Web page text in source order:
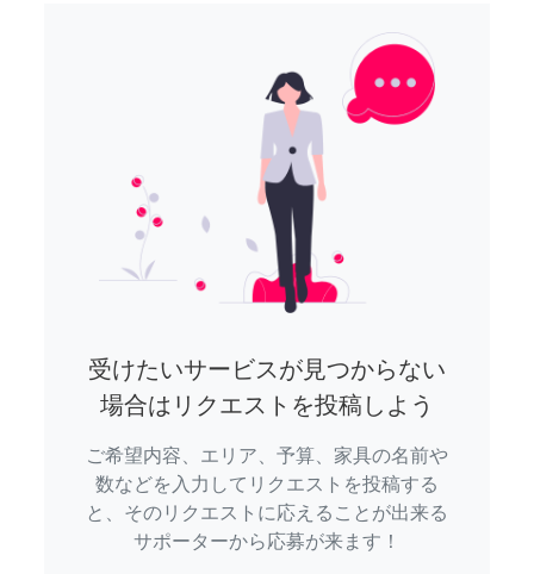
受けたいサービスが見つからない
場合はリクエストを投稿しよう
ご希望内容、エリア、予算、家具の名前や
数などを入力してリクエストを投稿する
と、そのリクエストに応えることが出来る
サポーターから応募が来ます！